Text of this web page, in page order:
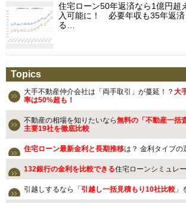
住宅ローン50年返済なら1億円超
入可能に！ 必要年収も35年返
る…
Topics
大手不動産仲介会社は「両手取引」が蔓延！？ 大
率は50%超も！
不動産の相場を知りたいなら無料の「不動産一括
主要19社を徹底比較
住宅ローン最新金利と長期推移は？ 金利タイプの
132銀行の金利を比較できる住宅ローンシミュレ
引越しするなら「 引越し一括見積もり10社比較 」